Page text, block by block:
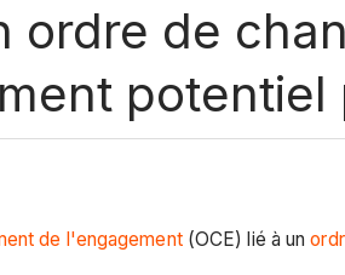
ordre de
de l'engagement(OCE) lié à un